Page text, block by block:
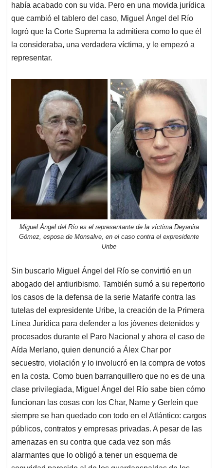
había acabado con su vida. Pero en una movida jurídica
que cambió el tablero del caso, Miguel Ángel del Río
logró que la Corte Suprema la admitiera como lo que él
la consideraba, una verdadera víctima, y le empezó a
representar.
Miguel Ángel del Río es el representante de la víctima Deyanira
Gómez, esposa de Monsalve, en el caso contra el expresidente
Uribe
Sin buscarlo Miguel Ángel del Río se convirtió en un
abogado del antiuribismo. También sumó a su repertorio
los casos de la defensa de la serie Matarife contra las
tutelas del expresidente Uribe, la creación de la Primera
Línea Jurídica para defender a los jóvenes detenidos y
procesados durante el Paro Nacional y ahora el caso de
Aída Merlano, quien denunció a Álex Char por
secuestro, violación y lo involucró en la compra de votos
en la costa. Como buen barranquillero que no es de una
clase privilegiada, Miguel Ángel del Río sabe bien cómo
funcionan las cosas con los Char, Name y Gerlein que
siempre se han quedado con todo en el Atlántico: cargos
públicos, contratos y empresas privadas. A pesar de las
amenazas en su contra que cada vez son más
alarmantes que lo obligó a tener un esquema de